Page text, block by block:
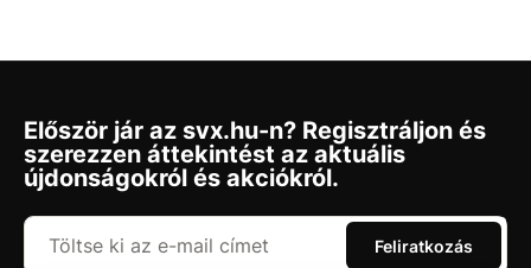
Először jár az svx.hu-n? Regisztráljon és
szerezzen áttekintést az aktuális
újdonságokról és akciókról.
Feliratkozás